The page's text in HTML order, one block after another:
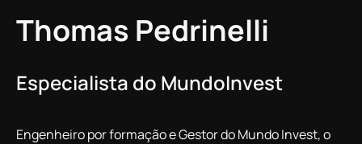
Thomas Pedrinelli
Especialista do MundoInvest
Engenheiro por formação e Gestor do Mundo Invest, o